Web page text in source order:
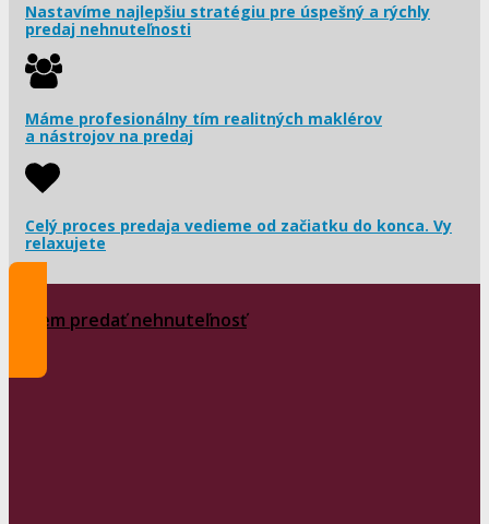
Nastavíme najlepšiu stratégiu pre úspešný a rýchly
predaj nehnuteľnosti
Máme profesionálny tím realitných maklérov
a nástrojov na predaj
Celý proces predaja vedieme od začiatku do konca. Vy
relaxujete
Chcem predať nehnuteľnosť